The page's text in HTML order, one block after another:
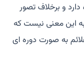
دارد و برخلاف تصور
این معنی نیست که
به صورت دوره ای